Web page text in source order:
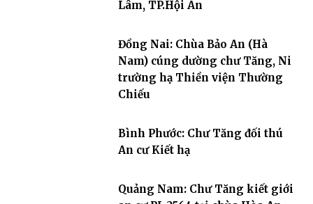
Lâm, TP.Hội An
Đồng Nai: Chùa Bảo An (Hà
Nam) cúng dường chư Tăng, Ni
trường hạ Thiền viện Thường
Chiếu
Bình Phước: Chư Tăng đối thú
An cư Kiết hạ
Quảng Nam: Chư Tăng kiết giới